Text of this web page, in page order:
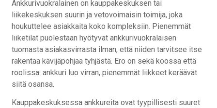
Ankkurivuokralainen on kauppakeskuksen tai
liikekeskuksen suurin ja vetovoimaisin toimija, joka
houkuttelee asiakkaita koko kompleksiin. Pienemmät
liiketilat puolestaan hyötyvät ankkurivuokralaisen
tuomasta asiakasvirrasta ilman, että niiden tarvitsee itse
rakentaa kävijäpohjaa tyhjästä. Ero on sekä koossa että
roolissa: ankkuri luo virran, pienemmät liikkeet keräävät
siitä osansa.
Kauppakeskuksessa ankkureita ovat tyypillisesti suuret